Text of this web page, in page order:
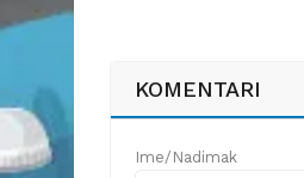
KOMENTARI
Ime/Nadimak